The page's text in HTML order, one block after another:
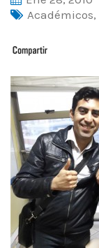
Académicos,